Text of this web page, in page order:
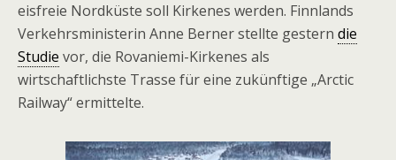
eisfreie Nordküste soll Kirkenes werden. Finnlands
Verkehrsministerin Anne Berner stellte gestern die
Studie vor, die Rovaniemi-Kirkenes als
wirtschaftlichste Trasse für eine zukünftige „Arctic
Railway“ ermittelte.